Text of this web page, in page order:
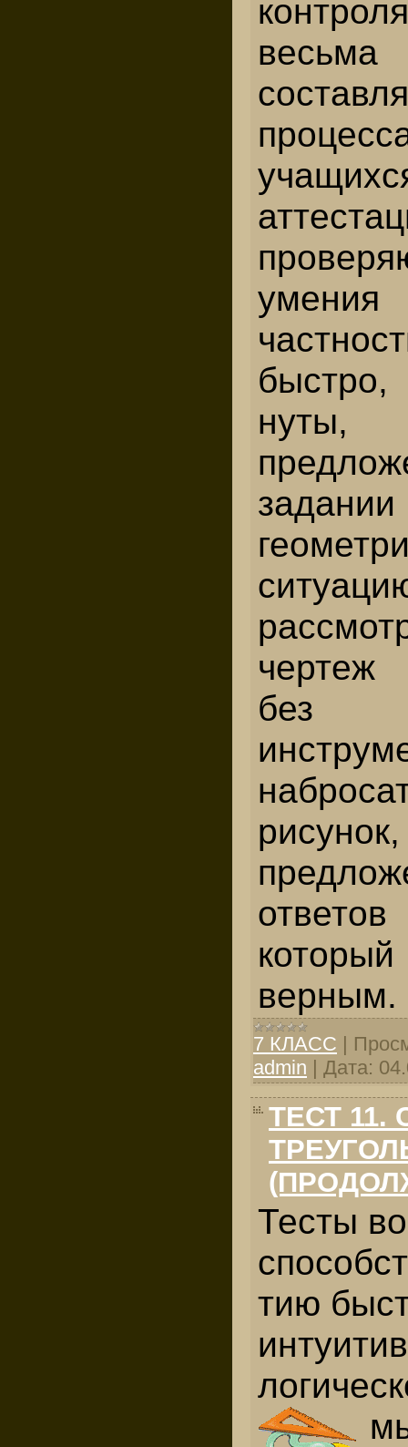
умения
задании
чертеж
без
верным.
7 КЛАСС |
admin | Дата:
ТЕСТ 11.
Тесты
тию